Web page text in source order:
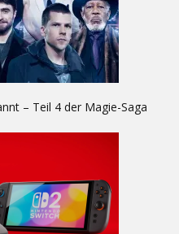
– Teil 4 der Magie-Saga